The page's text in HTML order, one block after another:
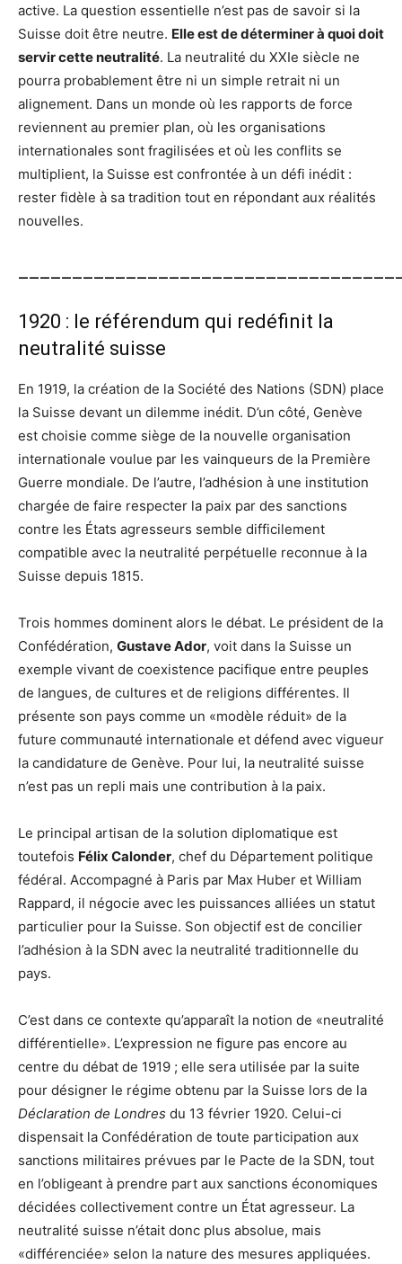
active. La question essentielle n’est pas de savoir si la
Suisse doit être neutre. Elle est de déterminer à quoi doit
servir cette neutralité. La neutralité du XXIe siècle ne
pourra probablement être ni un simple retrait ni un
alignement. Dans un monde où les rapports de force
reviennent au premier plan, où les organisations
internationales sont fragilisées et où les conflits se
multiplient, la Suisse est confrontée à un défi inédit :
rester fidèle à sa tradition tout en répondant aux réalités
nouvelles.
1920 : le référendum qui redéfinit la
neutralité suisse
En 1919, la création de la Société des Nations (SDN) place
la Suisse devant un dilemme inédit. D’un côté, Genève
est choisie comme siège de la nouvelle organisation
internationale voulue par les vainqueurs de la Première
Guerre mondiale. De l’autre, l’adhésion à une institution
chargée de faire respecter la paix par des sanctions
contre les États agresseurs semble difficilement
compatible avec la neutralité perpétuelle reconnue à la
Suisse depuis 1815.
Trois hommes dominent alors le débat. Le président de la
Confédération, Gustave Ador, voit dans la Suisse un
exemple vivant de coexistence pacifique entre peuples
de langues, de cultures et de religions différentes. Il
présente son pays comme un «modèle réduit» de la
future communauté internationale et défend avec vigueur
la candidature de Genève. Pour lui, la neutralité suisse
n’est pas un repli mais une contribution à la paix.
Le principal artisan de la solution diplomatique est
toutefois Félix Calonder, chef du Département politique
fédéral. Accompagné à Paris par Max Huber et William
Rappard, il négocie avec les puissances alliées un statut
particulier pour la Suisse. Son objectif est de concilier
l’adhésion à la SDN avec la neutralité traditionnelle du
pays.
C’est dans ce contexte qu’apparaît la notion de «neutralité
différentielle». L’expression ne figure pas encore au
centre du débat de 1919 ; elle sera utilisée par la suite
pour désigner le régime obtenu par la Suisse lors de la
Déclaration de Londres du 13 février 1920. Celui-ci
dispensait la Confédération de toute participation aux
sanctions militaires prévues par le Pacte de la SDN, tout
en l’obligeant à prendre part aux sanctions économiques
décidées collectivement contre un État agresseur. La
neutralité suisse n’était donc plus absolue, mais
«différenciée» selon la nature des mesures appliquées.